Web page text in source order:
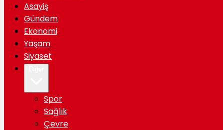
Asayiş
Gündem
Ekonomi
Yaşam
Siyaset
Spor
Sağlık
Çevre